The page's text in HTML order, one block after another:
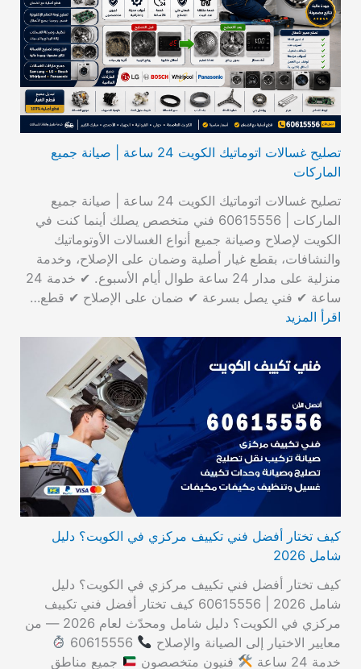
تصليح غسالات اتوماتيك الكويت 24 ساعة | صيانة جميع
الماركات
تصليح غسالات اتوماتيك الكويت 24 ساعة | صيانة جميع
الماركات | 60615556 فني متخصص يصلك أينما كنت في
الكويت لإصلاح وصيانة جميع أنواع الغسالات الأوتوماتيك
والنشافات، بقطع غيار أصلية وضمان على الإصلاح، وخدمة
منزلية على مدار 24 ساعة طوال أيام الأسبوع. ✔ خدمة 24
ساعة ✔ فني يصل بسرعة ✔ ضمان على الإصلاح ✔ قطع…
اقرأ المزيد
كيف تختار أفضل فني تكييف مركزي في الكويت؟ دليل
شامل 2026
كيف تختار أفضل فني تكييف مركزي في الكويت؟ دليل
شامل 2026 | 60615556 كيف تختار أفضل فني تكييف
مركزي في الكويت؟ دليل شامل ومحدّث لعام 2026 — من
معايير الاختيار إلى الصيانة والإصلاح
خدمة 24 ساعة
فنيون متخصصون
جميع مناطق